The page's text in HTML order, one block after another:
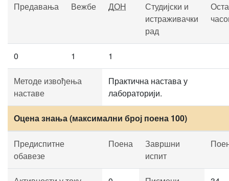
Предавања Вежбе ДОН
Студијски и
истраживачки
рад
0 1 1
Методе извођења
наставе
Практична настава у
лабораторији.
Оцена знања (максимални број поена 100)
Предиспитне
обавезе
Поена
Завршни
испит